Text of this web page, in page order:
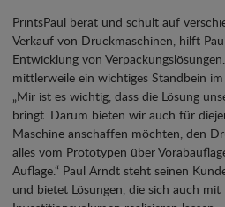
PrintsPaul berät und schult auf
Verkauf von Druckmaschinen, hilft
Entwicklung von
mittlerweile ein wichtiges Standbein
„Mir ist es wichtig, dass die Lösung
bringt. Darum bieten wir auch für
Maschine anschaffen möchten, den
alles vom Prototypen über
Auflage.“ Paul Arndt steht seinen
und bietet Lösungen, die sich auch